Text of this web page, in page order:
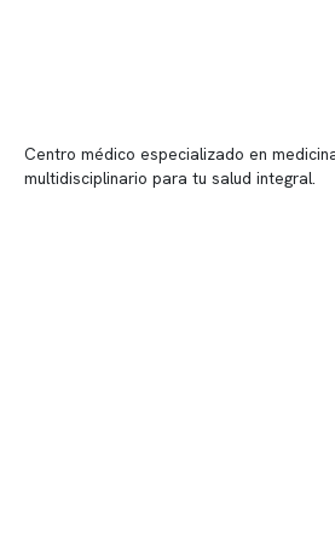
Centro médico especializado en
multidisciplinario para tu salud integral.